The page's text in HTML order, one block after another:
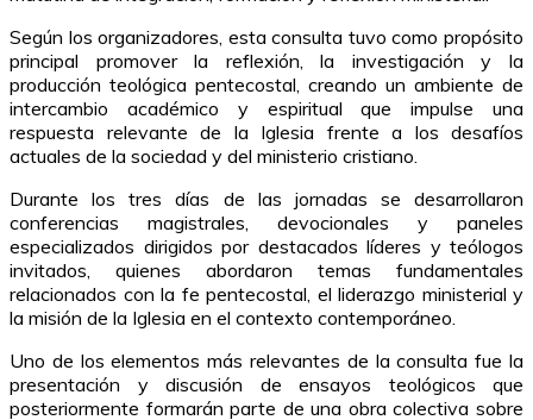
Según los organizadores, esta consulta tuvo como propósito
principal promover la reflexión, la investigación y la
producción teológica pentecostal, creando un ambiente de
intercambio académico y espiritual que impulse una
respuesta relevante de la Iglesia frente a los desafíos
actuales de la sociedad y del ministerio cristiano.
Durante los tres días de las jornadas se desarrollaron
conferencias magistrales, devocionales y paneles
especializados dirigidos por destacados líderes y teólogos
invitados, quienes abordaron temas fundamentales
relacionados con la fe pentecostal, el liderazgo ministerial y
la misión de la Iglesia en el contexto contemporáneo.
Uno de los elementos más relevantes de la consulta fue la
presentación y discusión de ensayos teológicos que
posteriormente formarán parte de una obra colectiva sobre